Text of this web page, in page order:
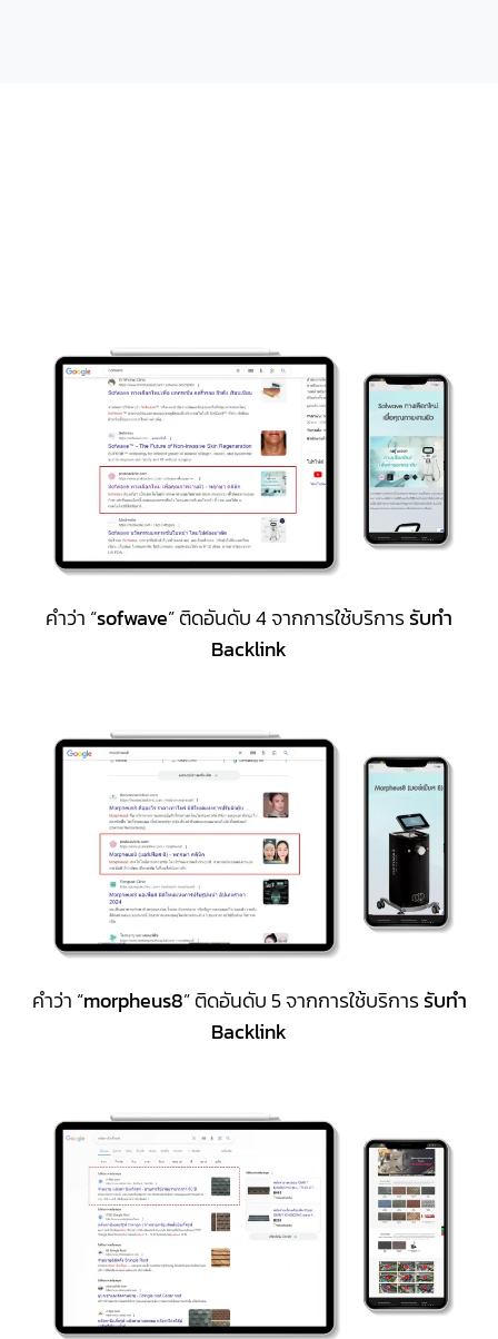
คำว่า “sofwave” ติดอันดับ 4 จากการใช้บริการรับทำ
Backlink
คำว่า “morpheus8” ติดอันดับ 5 จากการใช้บริการรับทำ
Backlink